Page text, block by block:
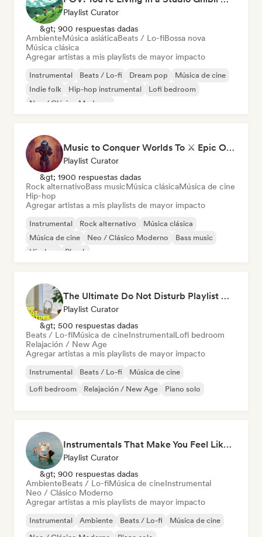
Playlist Curator
&gt; 900 respuestas dadas
AmbienteMúsica asiáticaBeats / Lo-fiBossa nova
Música clásica
Agregar artistas a mis playlists de mayor impacto
Instrumental Beats / Lo-fi Dream pop
Música de cine
Indie folk
Hip-hop instrumental
Lofi bedroom
Neo / Clásico Moderno
Music to Conquer Worlds To ⚔️ Epic Orchestral, Cinematic & Trailer Music
Playlist Curator
&gt; 1900 respuestas dadas
Rock alternativoBass musicMúsica clásicaMúsica de cine
Hip-hop
Agregar artistas a mis playlists de mayor impacto
Instrumental Rock alternativo
Música clásica
Música de cine
Neo / Clásico Moderno
Bass music
Hip-hop
Phonk
The Ultimate Do Not Disturb Playlist 🔕 Neo-Classical & Ambient Piano
Playlist Curator
&gt; 500 respuestas dadas
Beats / Lo-fiMúsica de cineInstrumentalLofi bedroom
Relajación / New Age
Agregar artistas a mis playlists de mayor impacto
Instrumental Beats / Lo-fi
Música de cine
Lofi bedroom
Relajación / New Age Piano solo
Instrumentals That Make You Feel Like Floating
Playlist Curator
&gt; 900 respuestas dadas
AmbienteBeats / Lo-fiMúsica de cineInstrumental
Neo / Clásico Moderno
Agregar artistas a mis playlists de mayor impacto
Instrumental Ambiente Beats / Lo-fi
Música de cine